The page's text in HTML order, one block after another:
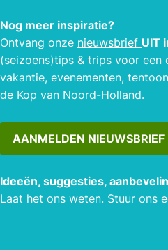
Nog meer inspiratie?
Ontvang onze nieuwsbrief UIT
(seizoens)tips & trips voor een
vakantie, evenementen,
de Kop van Noord-Holland.
AANMELDEN NIEUWSBRIEF
Ideeën, suggesties,
Laat het ons weten. Stuur ons